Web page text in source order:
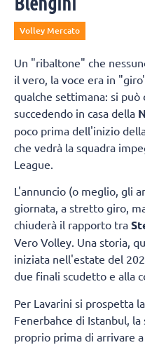
Volley Mercato
Un "ribaltone" che
il vero, la voce era in
qualche settimana: si
succedendo in casa della
poco prima dell'inizio
che vedrà la squadra
League.
L'annuncio (o meglio, gli
giornata, a stretto giro,
chiuderà il rapporto tra
Vero Volley. Una storia,
iniziata nell'estate del
due finali scudetto e alla
Per Lavarini si prospetta
Fenerbahce di Istanbul,
proprio prima di arrivare